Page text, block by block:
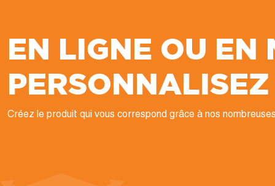
EN LIGNE OU EN
Créez le produit qui vous correspond grâce à nos